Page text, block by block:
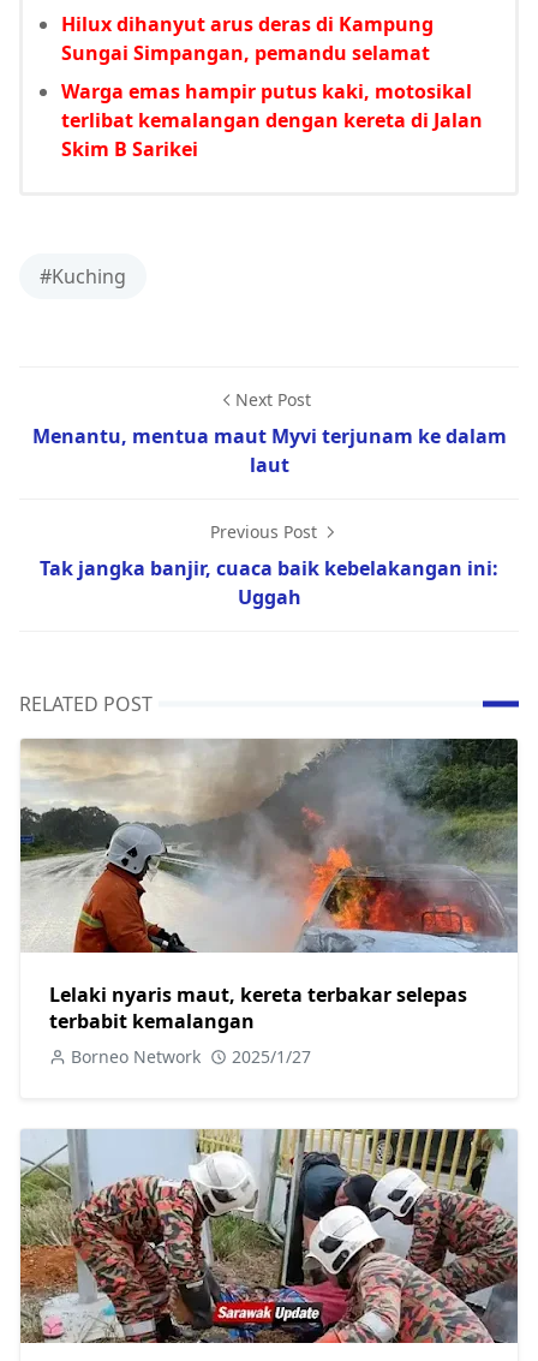
Hilux dihanyut arus deras di Kampung
Sungai Simpangan, pemandu selamat
Warga emas hampir putus kaki, motosikal
terlibat kemalangan dengan kereta di Jalan
Skim B Sarikei
#Kuching
Next Post
Menantu, mentua maut Myvi terjunam ke dalam
laut
Previous Post
Tak jangka banjir, cuaca baik kebelakangan ini:
Uggah
RELATED POST
Lelaki nyaris maut, kereta terbakar selepas
terbabit kemalangan
Borneo Network 2025/1/27